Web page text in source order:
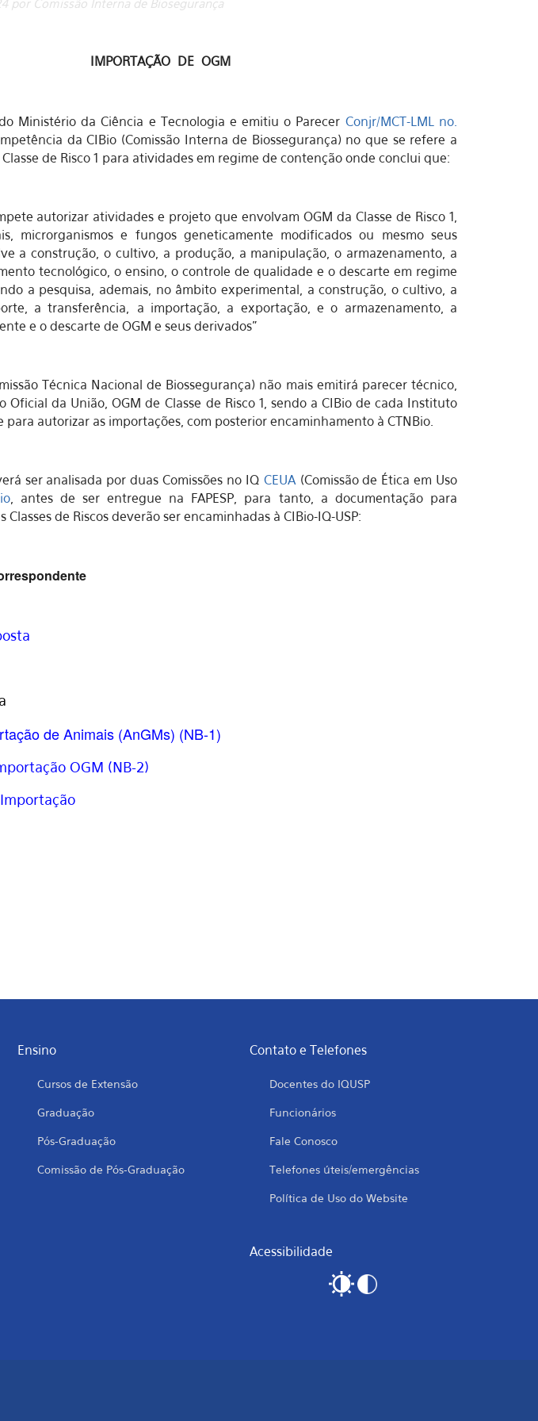
por Comissão Interna de Biosegurança
IMPORTAÇÃO DE OGM
Ministério da Ciência e Tecnologia e emitiu o Parecer Conjr/MCT-LML no.
da CIBio (Comissão Interna de Biossegurança) no que se refere a
de Risco 1 para atividades em regime de contenção onde conclui que:
autorizar atividades e projeto que envolvam OGM da Classe de Risco 1,
microrganismos e fungos geneticamente modificados ou mesmo seus
a construção, o cultivo, a produção, a manipulação, o armazenamento, a
tecnológico, o ensino, o controle de qualidade e o descarte em regime
a pesquisa, ademais, no âmbito experimental, a construção, o cultivo, a
a transferência, a importação, a exportação, e o armazenamento, a
e o descarte de OGM e seus derivados”
Técnica Nacional de Biossegurança) não mais emitirá parecer técnico,
Oficial da União, OGM de Classe de Risco 1, sendo a CIBio de cada Instituto
autorizar as importações, com posterior encaminhamento à CTNBio.
ser analisada por duas Comissões no IQ CEUA(Comissão de Ética em Uso
, antes de ser entregue na FAPESP, para tanto, a documentação para
de Riscos deverão ser encaminhadas à CIBio-IQ-USP:
de Animais (AnGMs) (NB-1)
OGM (NB-2)
Ensino
Cursos de Extensão
Graduação
Pós-Graduação
Comissão de Pós-Graduação
Contato e Telefones
Docentes do IQUSP
Funcionários
Fale Conosco
Telefones úteis/emergências
Política de Uso do Website
Acessibilidade